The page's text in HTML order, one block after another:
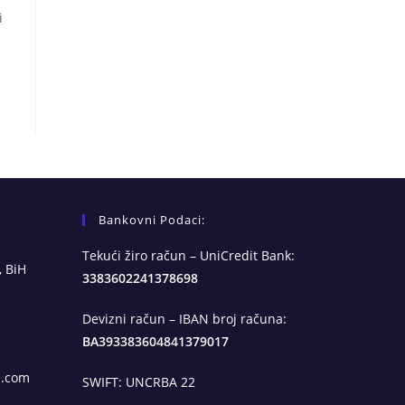
BiH
Bankovni Podaci:
Tekući žiro račun – UniCredit Bank:
3383602241378698
Devizni račun – IBAN broj računa:
BA393383604841379017
SWIFT: UNCRBA 22